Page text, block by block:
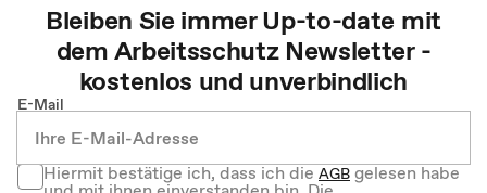
Bleiben Sie immer Up-to-date mit
demArbeitsschutz Newsletter -
kostenlos und unverbindlich
E-Mail
Hiermit bestätige ich, dass ich dieAGBgelesen habe